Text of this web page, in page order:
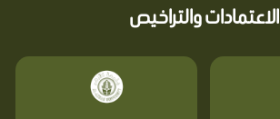
الاعتمادات والتراخيص